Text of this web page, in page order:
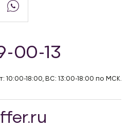
00-13
10:00-18:00, ВС: 13:00-18:00 по МСК.